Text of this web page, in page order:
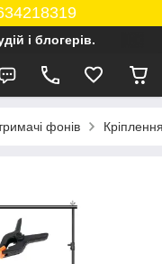
і блогерів.
фонів